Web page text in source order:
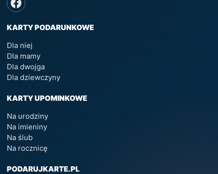
KARTY PODARUNKOWE
Dla niej
Dla mamy
Dla dwojga
Dla dziewczyny
KARTY UPOMINKOWE
Na urodziny
Na imieniny
Na ślub
Na rocznicę
PODARUJKARTE.PL